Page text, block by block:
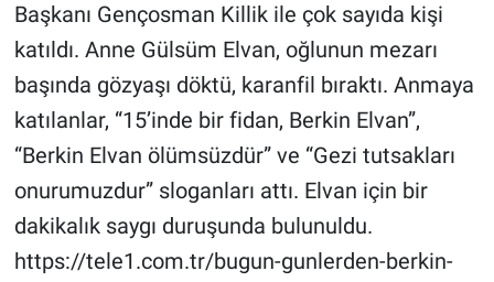
Başkanı Gençosman Killik ile çok sayıda kişi
katıldı. Anne Gülsüm Elvan, oğlunun mezarı
başında gözyaşı döktü, karanfil bıraktı. Anmaya
katılanlar, “15’inde bir fidan, Berkin Elvan”,
“Berkin Elvan ölümsüzdür” ve “Gezi tutsakları
onurumuzdur” sloganları attı. Elvan için bir
dakikalık saygı duruşunda bulunuldu.
https://tele1.com.tr/bugun-gunlerden-berkin-
Ne demişti
Nedir
Popüler
Programlar
Sağlık